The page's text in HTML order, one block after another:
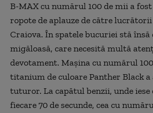
B-MAXcu numărul 100 de mii a
ropote de aplauze de către
Craiova. În spatele bucuriei stă însă
migăloasă, care necesită multă
devotament. Maşina cu numărul
titanium de culoare Panther Black
tuturor. La capătul benzii, unde iese
fiecare 70 de secunde, cea cu